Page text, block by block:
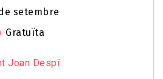
setembre
Gratuïta
Joan Despí